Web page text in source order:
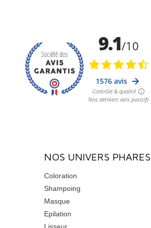
NOS UNIVERS PHARES
Coloration
Shampoing
Masque
Epilation
Lisseur